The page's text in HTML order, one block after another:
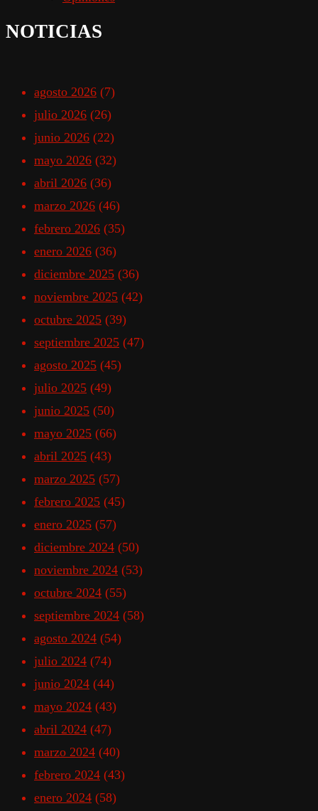
NOTICIAS
agosto 2026 (7)
julio 2026 (26)
junio 2026 (22)
mayo 2026 (32)
abril 2026 (36)
marzo 2026 (46)
febrero 2026 (35)
enero 2026 (36)
diciembre 2025 (36)
noviembre 2025 (42)
octubre 2025 (39)
septiembre 2025 (47)
agosto 2025 (45)
julio 2025 (49)
junio 2025 (50)
mayo 2025 (66)
abril 2025 (43)
marzo 2025 (57)
febrero 2025 (45)
enero 2025 (57)
diciembre 2024 (50)
noviembre 2024 (53)
octubre 2024 (55)
septiembre 2024 (58)
agosto 2024 (54)
julio 2024 (74)
junio 2024 (44)
mayo 2024 (43)
abril 2024 (47)
marzo 2024 (40)
febrero 2024 (43)
enero 2024 (58)